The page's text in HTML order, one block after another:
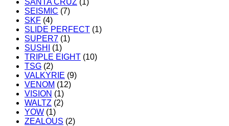
SANTA CRUZ (1)
SEISMIC (7)
SKF (4)
SLIDE PERFECT (1)
SUPER7 (1)
SUSHI
(1)
TRIPLE EIGHT (10)
TSG (2)
VALKYRIE (9)
VENOM (12)
VISION (1)
WALTZ (2)
YOW (1)
ZEALOUS (2)